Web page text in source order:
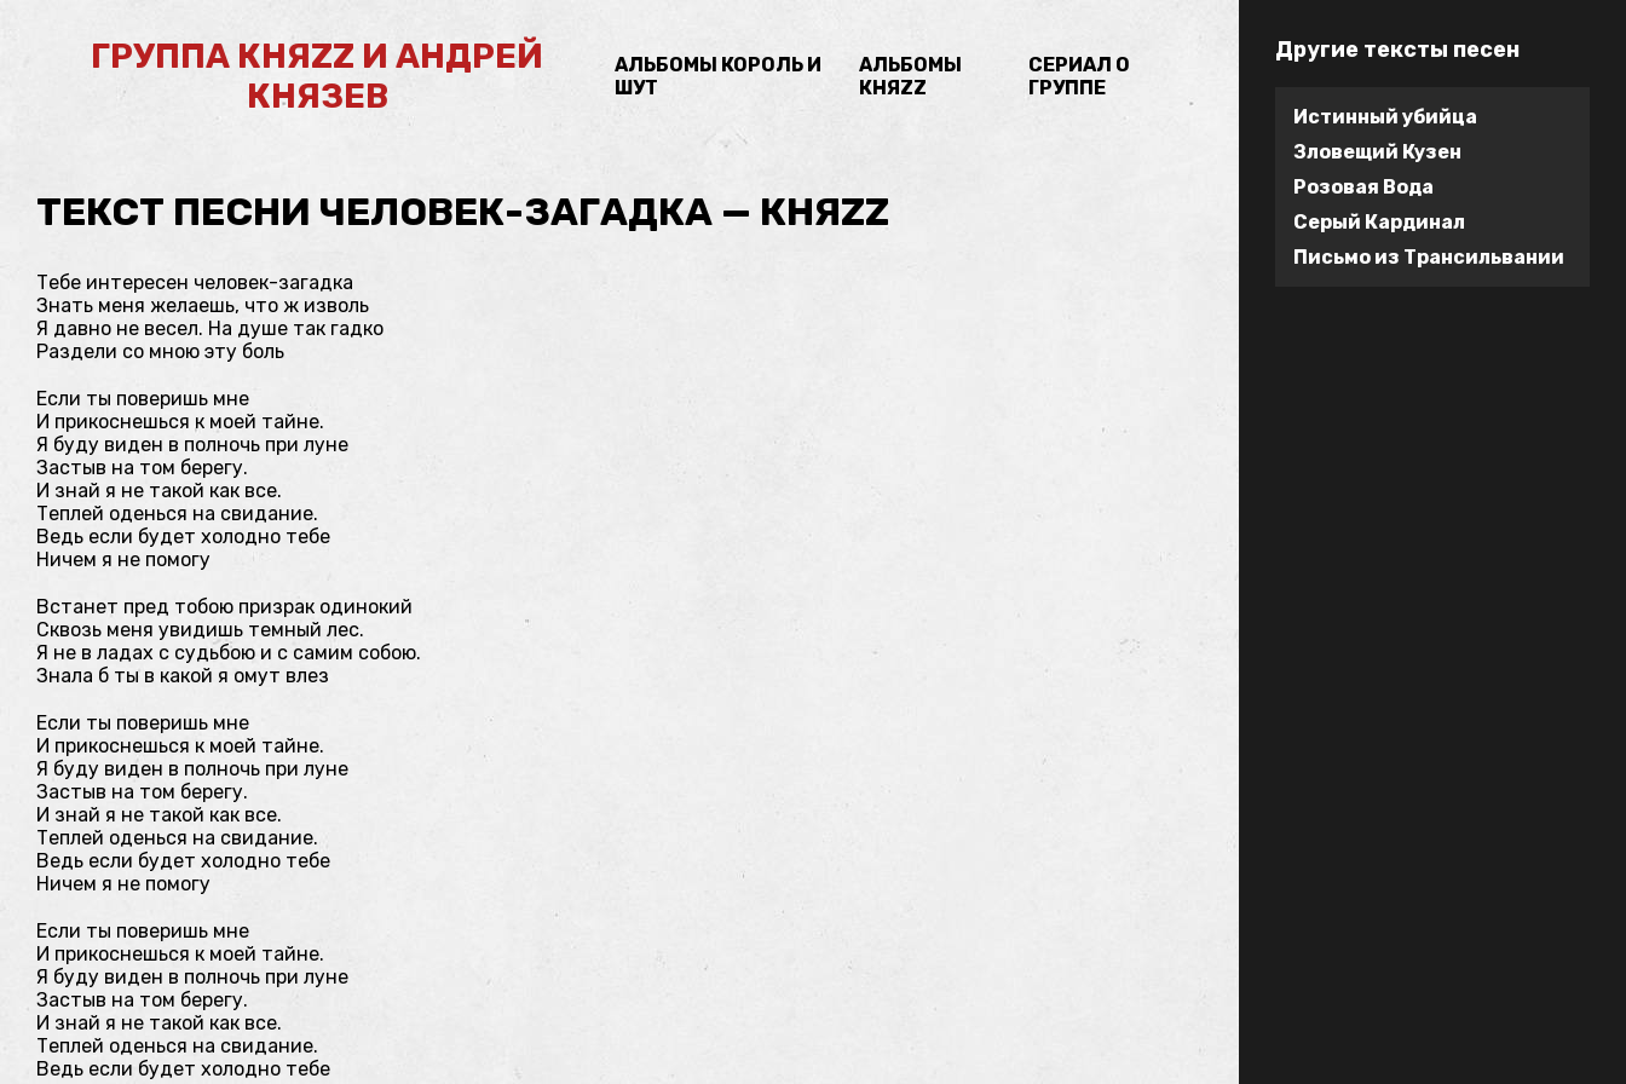
ГРУППА КНЯZZ И АНДРЕЙ
КНЯЗЕВ
АЛЬБОМЫ КОРОЛЬ И
ШУТ
АЛЬБОМЫ
КНЯZZ
СЕРИАЛ О
ГРУППЕ
ТЕКСТ ПЕСНИ ЧЕЛОВЕК-ЗАГАДКА — КНЯZZ
Тебе интересен человек-загадка
Знать меня желаешь, что ж изволь
Я давно не весел. На душе так гадко
Раздели со мною эту боль
Если ты поверишь мне
И прикоснешься к моей тайне.
Я буду виден в полночь при луне
Застыв на том берегу.
И знай я не такой как все.
Теплей оденься на свидание.
Ведь если будет холодно тебе
Ничем я не помогу
Встанет пред тобою призрак одинокий
Сквозь меня увидишь темный лес.
Я не в ладах с судьбою и с самим собою.
Знала б ты в какой я омут влез
Если ты поверишь мне
И прикоснешься к моей тайне.
Я буду виден в полночь при луне
Застыв на том берегу.
И знай я не такой как все.
Теплей оденься на свидание.
Ведь если будет холодно тебе
Ничем я не помогу
Если ты поверишь мне
И прикоснешься к моей тайне.
Я буду виден в полночь при луне
Застыв на том берегу.
И знай я не такой как все.
Теплей оденься на свидание.
Ведь если будет холодно тебе
Другие тексты песен
Истинный убийца
Зловещий Кузен
Розовая Вода
Серый Кардинал
Письмо из Трансильвании